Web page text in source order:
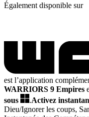
Également disponible sur
est l’application
WARRIORS 9 Empires
sous
.Activez
Dieu/Ignorer les coups,